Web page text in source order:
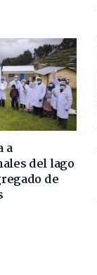
a
del lago
de